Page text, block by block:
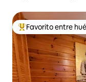
De los mejores en
Favorito entre